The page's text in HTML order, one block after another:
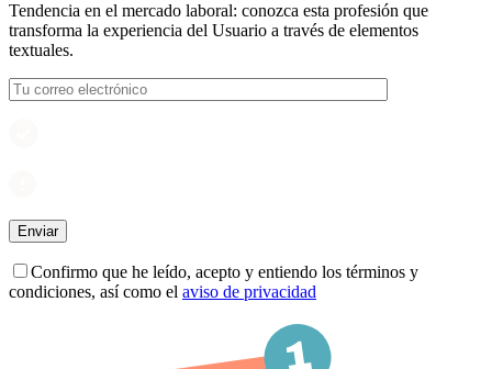
Tendencia en el mercado laboral: conozca esta profesión que
transforma la experiencia del Usuario a través de elementos
textuales.
Confirmo que he leído, acepto y entiendo los términos y
condiciones, así como el aviso de privacidad